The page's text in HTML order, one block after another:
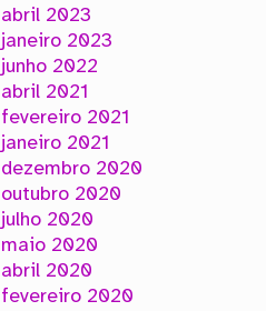
abril 2023
janeiro 2023
junho 2022
abril 2021
fevereiro 2021
janeiro 2021
dezembro 2020
outubro 2020
julho 2020
maio 2020
abril 2020
fevereiro 2020